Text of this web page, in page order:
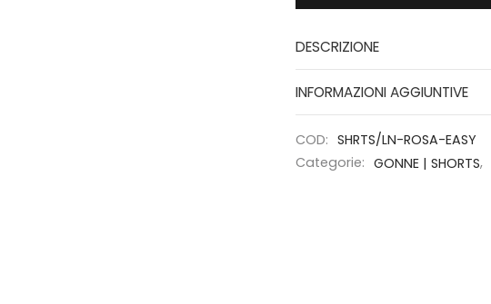
DESCRIZIONE
INFORMAZIONI AGGIUNTIVE
COD: SHRTS/LN-ROSA-EASY
Categorie: GONNE | SHORTS,